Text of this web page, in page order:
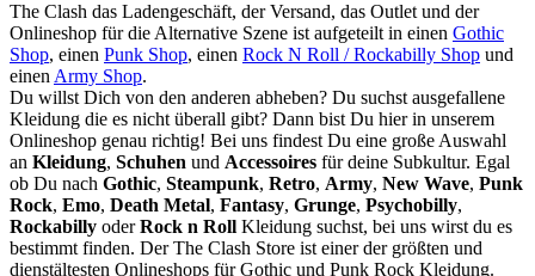
The Clash das Ladengeschäft, der Versand, das Outlet und der
Onlineshop für die Alternative Szene ist aufgeteilt in einen Gothic
Shop, einen Punk Shop, einen Rock N Roll / Rockabilly Shop und
einen Army Shop.
Du willst Dich von den anderen abheben? Du suchst ausgefallene
Kleidung die es nicht überall gibt? Dann bist Du hier in unserem
Onlineshop genau richtig! Bei uns findest Du eine große Auswahl
an Kleidung, Schuhen und Accessoires für deine Subkultur. Egal
ob Du nach Gothic, Steampunk, Retro, Army, New Wave, Punk
Rock, Emo, Death Metal, Fantasy, Grunge, Psychobilly,
Rockabilly oderRock n Roll Kleidung suchst, bei uns wirst du es
bestimmt finden. Der The Clash Store ist einer der größten und
dienstältesten Onlineshops für Gothic und Punk Rock Kleidung.